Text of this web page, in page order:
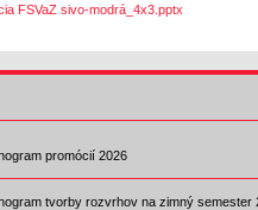
FSVaZ sivo-modrá_4x3.pptx
promócií 2026
tvorby rozvrhov na zimný semester